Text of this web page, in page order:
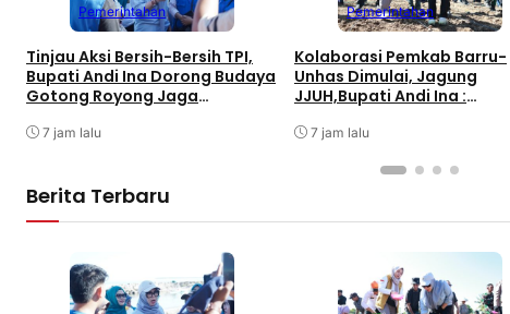
Pemerintahan
Tinjau Aksi Bersih-Bersih TPI,
Bupati Andi Ina Dorong Budaya
Gotong Royong Jaga
7 jam lalu
Pemerintahan
Kolaborasi Pemkab Barru-
Unhas Dimulai, Jagung
JJUH,Bupati Andi Ina :
7 jam lalu
Berita Terbaru